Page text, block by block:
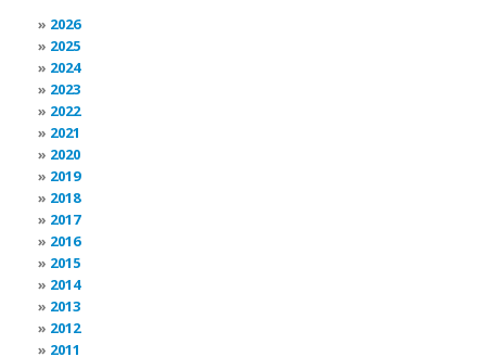
2026
2025
2024
2023
2022
2021
2020
2019
2018
2017
2016
2015
2014
2013
2012
2011